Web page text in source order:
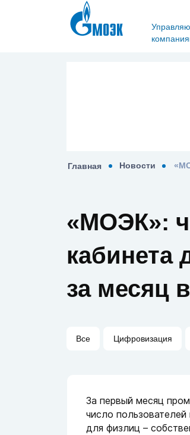
Главная Новости
«МОЭК»:
кабинета
за месяц
Цифровизация
Все
За первый месяц
число
для физлиц –